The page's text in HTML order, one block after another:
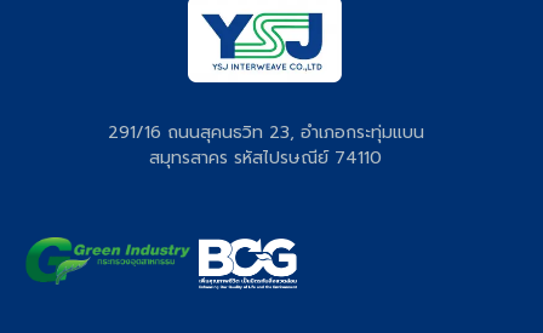
291/16 ถนนสุคนธวิท 23, อำเภอกระทุ่มแบน
สมุทรสาคร รหัสไปรษณีย์ 74110